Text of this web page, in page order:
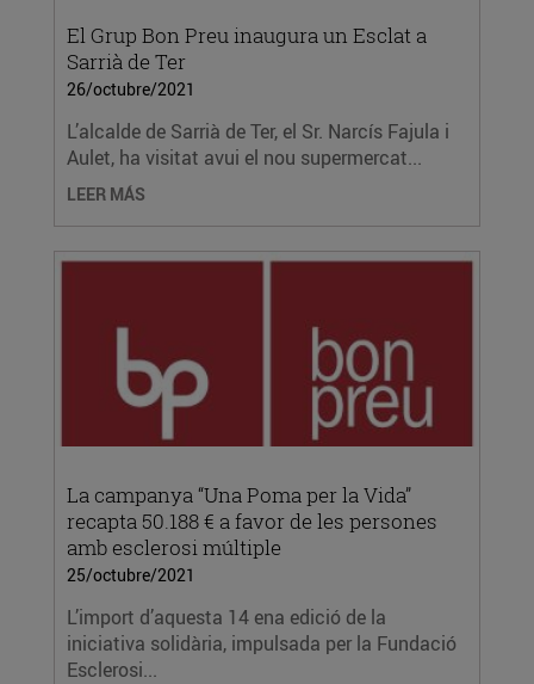
El Grup Bon Preu inaugura un Esclat a
Sarrià de Ter
26/octubre/2021
L’alcalde de Sarrià de Ter, el Sr. Narcís Fajula i
Aulet, ha visitat avui el nou supermercat...
LEER MÁS
La campanya “Una Poma per la Vida”
recapta 50.188 € a favor de les persones
amb esclerosi múltiple
25/octubre/2021
L’import d’aquesta 14 ena edició de la
iniciativa solidària, impulsada per la Fundació
Esclerosi...